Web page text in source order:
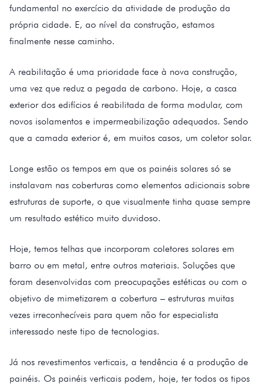
fundamental no exercício da atividade de produção da
própria cidade. E, ao nível da construção, estamos
finalmente nesse caminho.
A reabilitação é uma prioridade face à nova construção,
uma vez que reduz a pegada de carbono. Hoje, a casca
exterior dos edifícios é reabilitada de forma modular, com
novos isolamentos e impermeabilização adequados. Sendo
que a camada exterior é, em muitos casos, um coletor solar.
Longe estão os tempos em que os painéis solares só se
instalavam nas coberturas como elementos adicionais sobre
estruturas de suporte, o que visualmente tinha quase sempre
um resultado estético muito duvidoso.
Hoje, temos telhas que incorporam coletores solares em
barro ou em metal, entre outros materiais. Soluções que
foram desenvolvidas com preocupações estéticas ou com o
objetivo de mimetizarem a cobertura – estruturas muitas
vezes irreconhecíveis para quem não for especialista
interessado neste tipo de tecnologias.
Já nos revestimentos verticais, a tendência é a produção de
painéis. Os painéis verticais podem, hoje, ter todos os tipos